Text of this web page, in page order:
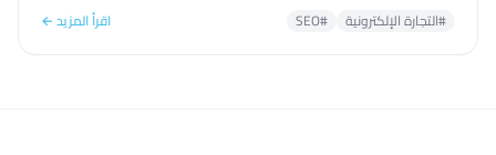
#التجارة الإلكترونية #SEO اقرأ المزيد ←